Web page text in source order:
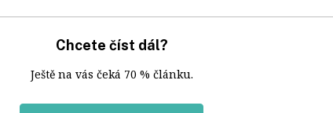
Chcete číst dál?
Ještě na vás čeká 70 % článku.